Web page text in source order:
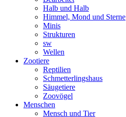
Halb und Halb
Himmel, Mond und Sterne
Minis
Strukturen
sw
Wellen
Zootiere
Reptilien
Schmetterlingshaus
Säugetiere
Zoovögel
Menschen
Mensch und Tier